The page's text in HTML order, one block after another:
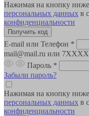
Нажимая на кнопку
персональных данных в
конфиденциальности
E-mail или Телефон *
mail@mail.ru или
Пароль *
Забыли пароль?
Нажимая на кнопку
персональных данных в
конфиденциальности